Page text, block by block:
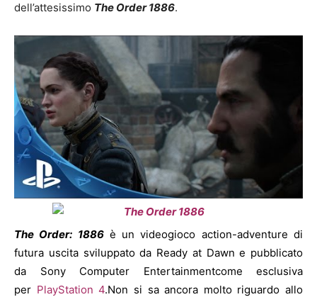
dell’attesissimo The Order 1886.
The Order: 1886è un videogioco action-adventure di
futura uscita sviluppato da Ready at Dawn e pubblicato
da Sony Computer Entertainmentcome esclusiva
per PlayStation 4.Non si sa ancora molto riguardo allo